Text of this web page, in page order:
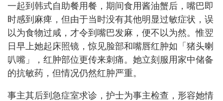
一起到韩式自助餐用餐，期间食用酱油蟹后，嘴巴即
时感到麻痺，但由于当时没有其他明显过敏症状，误
以为食物过咸，才令到嘴巴发麻，便不以为然。惟翌
日早上她起床照镜，惊见脸部和嘴唇红肿如「猪头喇
叭嘴」，红肿部位更传来刺痛。她立刻服用家中储备
的抗敏药，但情况仍然红肿严重。
事主其后到急症室求诊，护士为事主检查，形容她情